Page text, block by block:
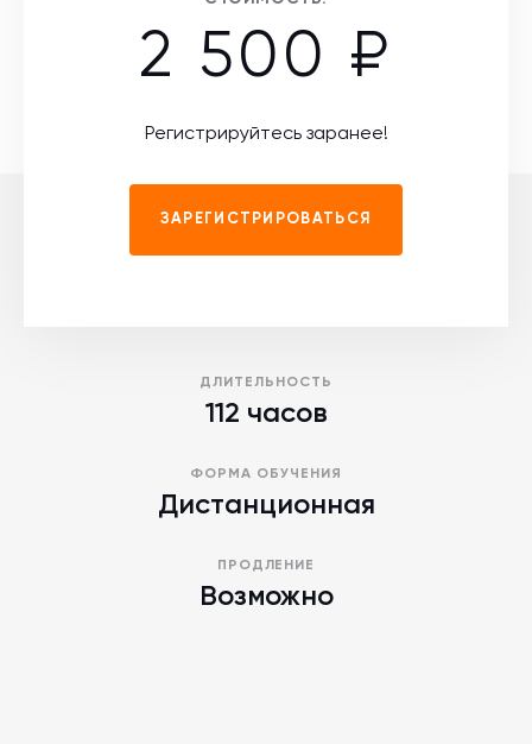
2 500 ₽
Регистрируйтесь заранее!
ЗАРЕГИСТРИРОВАТЬСЯ
ДЛИТЕЛЬНОСТЬ
112 часов
ФОРМА ОБУЧЕНИЯ
Дистанционная
ПРОДЛЕНИЕ
Возможно